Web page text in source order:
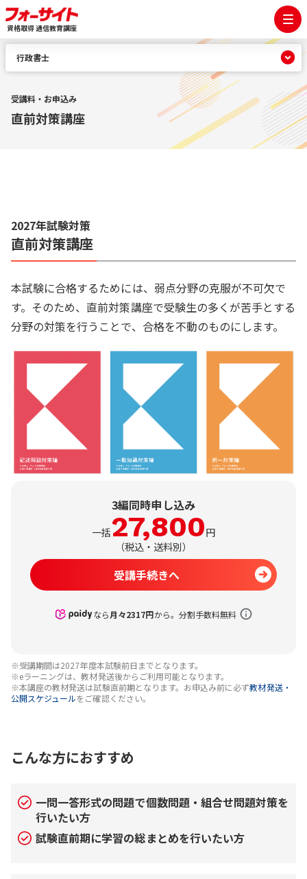
資格取得 通信教育講座
受講料・お申込み
直前対策講座
2027年試験対策
直前対策講座
本試験に合格するためには、弱点分野の克服が不可欠で
す。そのため、直前対策講座で受験生の多くが苦手とする
分野の対策を行うことで、合格を不動のものにします。
3編同時申し込み
一括27,800円
（税込・送料別）
受講手続きへ
なら月々2317円から。分割手数料無料
※受講期間は2027年度本試験前日までとなります。
※eラーニングは、教材発送後からご利用可能となります。
※本講座の教材発送は試験直前期となります。お申込み前に必ず教材発送・
公開スケジュールをご確認ください。
こんな方におすすめ
一問一答形式の問題で個数問題・組合せ問題対策を
行いたい方
試験直前期に学習の総まとめを行いたい方
行政書士